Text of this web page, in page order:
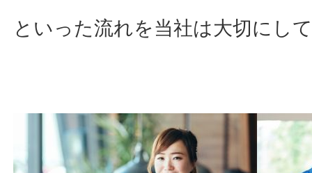
といった流れを当社は大切にし